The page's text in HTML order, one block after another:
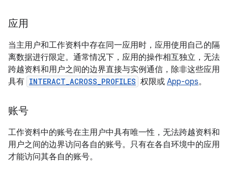
应用
当主用户和工作资料中存在同一应用时，应用使用自己的隔
离数据进行限定。通常情况下，应用的操作相互独立，无法
跨越资料和用户之间的边界直接与实例通信，除非这些应用
具有 INTERACT_ACROSS_PROFILES 权限或 App-ops。
账号
工作资料中的账号在主用户中具有唯一性，无法跨越资料和
用户之间的边界访问各自的账号。只有在各自环境中的应用
才能访问其各自的账号。